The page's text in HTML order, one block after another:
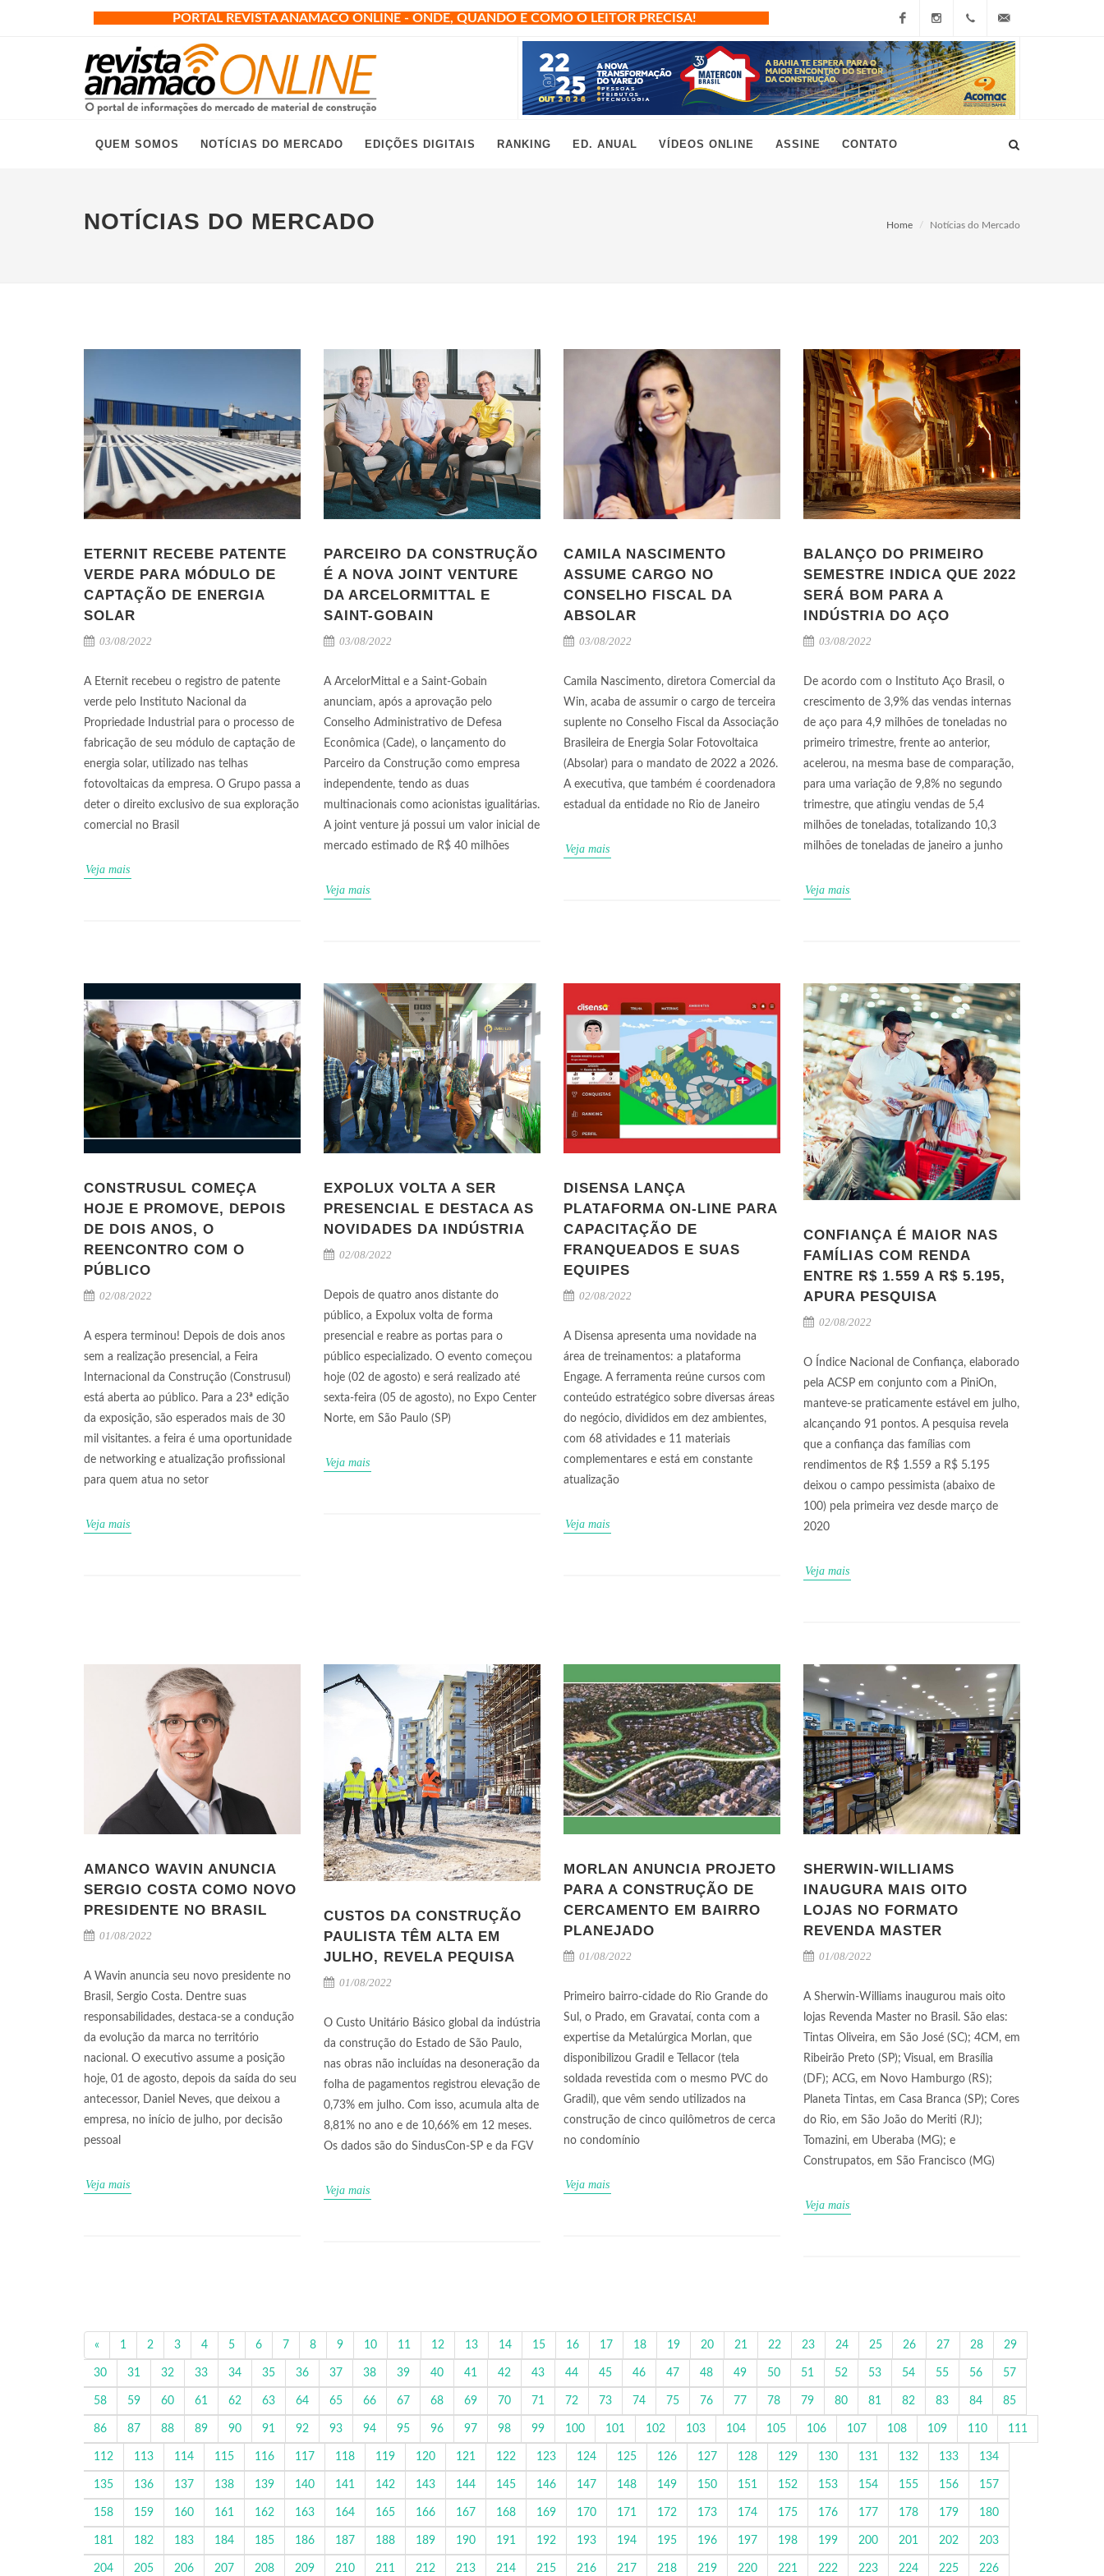
PORTAL REVISTA ANAMACO ONLINE - ONDE, QUANDO E COMO O LEITOR PRECISA!
FacebookInstagram
+55
(11)
grau10@grau10.com.br
QUEM SOMOS NOTÍCIAS DO MERCADO EDIÇÕES DIGITAIS RANKING ED. ANUAL VÍDEOS ONLINE ASSINE CONTATO
NOTÍCIAS DO MERCADO Home Notícias do Mercado
ETERNIT RECEBE PATENTE
VERDE PARA MÓDULO DE
CAPTAÇÃO DE ENERGIA
SOLAR
03/08/2022
A Eternit recebeu o registro de patente
verde pelo Instituto Nacional da
Propriedade Industrial para o processo de
fabricação de seu módulo de captação de
energia solar, utilizado nas telhas
fotovoltaicas da empresa. O Grupo passa a
deter o direito exclusivo de sua exploração
comercial no Brasil
Veja mais
PARCEIRO DA CONSTRUÇÃO
É A NOVA JOINT VENTURE
DA ARCELORMITTAL E
SAINT-GOBAIN
03/08/2022
A ArcelorMittal e a Saint-Gobain
anunciam, após a aprovação pelo
Conselho Administrativo de Defesa
Econômica (Cade), o lançamento do
Parceiro da Construção como empresa
independente, tendo as duas
multinacionais como acionistas igualitárias.
A joint venture já possui um valor inicial de
mercado estimado de R$ 40 milhões
Veja mais
CAMILA NASCIMENTO
ASSUME CARGO NO
CONSELHO FISCAL DA
ABSOLAR
03/08/2022
Camila Nascimento, diretora Comercial da
Win, acaba de assumir o cargo de terceira
suplente no Conselho Fiscal da Associação
Brasileira de Energia Solar Fotovoltaica
(Absolar) para o mandato de 2022 a 2026.
A executiva, que também é coordenadora
estadual da entidade no Rio de Janeiro
Veja mais
BALANÇO DO PRIMEIRO
SEMESTRE INDICA QUE 2022
SERÁ BOM PARA A
INDÚSTRIA DO AÇO
03/08/2022
De acordo com o Instituto Aço Brasil, o
crescimento de 3,9% das vendas internas
de aço para 4,9 milhões de toneladas no
primeiro trimestre, frente ao anterior,
acelerou, na mesma base de comparação,
para uma variação de 9,8% no segundo
trimestre, que atingiu vendas de 5,4
milhões de toneladas, totalizando 10,3
milhões de toneladas de janeiro a junho
Veja mais
CONSTRUSUL COMEÇA
HOJE E PROMOVE, DEPOIS
DE DOIS ANOS, O
REENCONTRO COM O
PÚBLICO
02/08/2022
A espera terminou! Depois de dois anos
sem a realização presencial, a Feira
Internacional da Construção (Construsul)
está aberta ao público. Para a 23ª edição
da exposição, são esperados mais de 30
mil visitantes. a feira é uma oportunidade
de networking e atualização profissional
para quem atua no setor
Veja mais
EXPOLUX VOLTA A SER
PRESENCIAL E DESTACA AS
NOVIDADES DA INDÚSTRIA
02/08/2022
Depois de quatro anos distante do
público, a Expolux volta de forma
presencial e reabre as portas para o
público especializado. O evento começou
hoje (02 de agosto) e será realizado até
sexta-feira (05 de agosto), no Expo Center
Norte, em São Paulo (SP)
Veja mais
DISENSA LANÇA
PLATAFORMA ON-LINE PARA
CAPACITAÇÃO DE
FRANQUEADOS E SUAS
EQUIPES
02/08/2022
A Disensa apresenta uma novidade na
área de treinamentos: a plataforma
Engage. A ferramenta reúne cursos com
conteúdo estratégico sobre diversas áreas
do negócio, divididos em dez ambientes,
com 68 atividades e 11 materiais
complementares e está em constante
atualização
Veja mais
CONFIANÇA É MAIOR NAS
FAMÍLIAS COM RENDA
ENTRE R$ 1.559 A R$ 5.195,
APURA PESQUISA
02/08/2022
O Índice Nacional de Confiança, elaborado
pela ACSP em conjunto com a PiniOn,
manteve-se praticamente estável em julho,
alcançando 91 pontos. A pesquisa revela
que a confiança das famílias com
rendimentos de R$ 1.559 a R$ 5.195
deixou o campo pessimista (abaixo de
100) pela primeira vez desde março de
2020
Veja mais
AMANCO WAVIN ANUNCIA
SERGIO COSTA COMO NOVO
PRESIDENTE NO BRASIL
01/08/2022
A Wavin anuncia seu novo presidente no
Brasil, Sergio Costa. Dentre suas
responsabilidades, destaca-se a condução
da evolução da marca no território
nacional. O executivo assume a posição
hoje, 01 de agosto, depois da saída do seu
antecessor, Daniel Neves, que deixou a
empresa, no início de julho, por decisão
pessoal
Veja mais
CUSTOS DA CONSTRUÇÃO
PAULISTA TÊM ALTA EM
JULHO, REVELA PEQUISA
01/08/2022
O Custo Unitário Básico global da indústria
da construção do Estado de São Paulo,
nas obras não incluídas na desoneração da
folha de pagamentos registrou elevação de
0,73% em julho. Com isso, acumula alta de
8,81% no ano e de 10,66% em 12 meses.
Os dados são do SindusCon-SP e da FGV
Veja mais
MORLAN ANUNCIA PROJETO
PARA A CONSTRUÇÃO DE
CERCAMENTO EM BAIRRO
PLANEJADO
01/08/2022
Primeiro bairro-cidade do Rio Grande do
Sul, o Prado, em Gravataí, conta com a
expertise da Metalúrgica Morlan, que
disponibilizou Gradil e Tellacor (tela
soldada revestida com o mesmo PVC do
Gradil), que vêm sendo utilizados na
construção de cinco quilômetros de cerca
no condomínio
Veja mais
SHERWIN-WILLIAMS
INAUGURA MAIS OITO
LOJAS NO FORMATO
REVENDA MASTER
01/08/2022
A Sherwin-Williams inaugurou mais oito
lojas Revenda Master no Brasil. São elas:
Tintas Oliveira, em São José (SC); 4CM, em
Ribeirão Preto (SP); Visual, em Brasília
(DF); ACG, em Novo Hamburgo (RS);
Planeta Tintas, em Casa Branca (SP); Cores
do Rio, em São João do Meriti (RJ);
Tomazini, em Uberaba (MG); e
Construpatos, em São Francisco (MG)
Veja mais
« 1 2 3 4 5 6 7 8 9 10 11 12 13 14 15 16 17 18 19 20 21 22 23 24 25 26 27 28 29
30 31 32 33 34 35 36 37 38 39 40 41 42 43 44 45 46 47 48 49 50 51 52 53 54 55 56 57
58 59 60 61 62 63 64 65 66 67 68 69 70 71 72 73 74 75 76 77 78 79 80 81 82 83 84 85
86 87 88 89 90 91 92 93 94 95 96 97 98 99 100 101 102 103 104 105 106 107 108 109 110 111
112 113 114 115 116 117 118 119 120 121 122 123 124 125 126 127 128 129 130 131 132 133 134
135 136 137 138 139 140 141 142 143 144 145 146 147 148 149 150 151 152 153 154 155 156 157
158 159 160 161 162 163 164 165 166 167 168 169 170 171 172 173 174 175 176 177 178 179 180
181 182 183 184 185 186 187 188 189 190 191 192 193 194 195 196 197 198 199 200 201 202 203
204 205 206 207 208 209 210 211 212 213 214 215 216 217 218 219 220 221 222 223 224 225 226